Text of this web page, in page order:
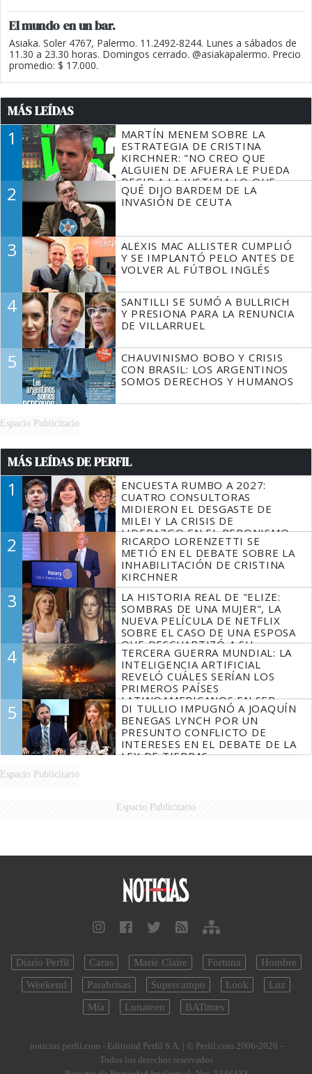
El mundo en un bar.
Asiaka. Soler 4767, Palermo. 11.2492-8244. Lunes a sábados de
11.30 a 23.30 horas. Domingos cerrado. @asiakapalermo. Precio
promedio: $ 17.000.
MÁS LEÍDAS
1
MARTÍN MENEM SOBRE LA
ESTRATEGIA DE CRISTINA
KIRCHNER: "NO CREO QUE
ALGUIEN DE AFUERA LE PUEDA
DECIR A LA JUSTICIA LO QUE
TIENE QUE HACER"
2
QUÉ DIJO BARDEM DE LA
INVASIÓN DE CEUTA
3
ALEXIS MAC ALLISTER CUMPLIÓ
Y SE IMPLANTÓ PELO ANTES DE
VOLVER AL FÚTBOL INGLÉS
4
SANTILLI SE SUMÓ A BULLRICH
Y PRESIONA PARA LA RENUNCIA
DE VILLARRUEL
5
CHAUVINISMO BOBO Y CRISIS
CON BRASIL: LOS ARGENTINOS
SOMOS DERECHOS Y HUMANOS
Espacio Publicitario
MÁS LEÍDAS DE PERFIL
1
ENCUESTA RUMBO A 2027:
CUATRO CONSULTORAS
MIDIERON EL DESGASTE DE
MILEI Y LA CRISIS DE
LIDERAZGO EN EL PERONISMO
2
RICARDO LORENZETTI SE
METIÓ EN EL DEBATE SOBRE LA
INHABILITACIÓN DE CRISTINA
KIRCHNER
3
LA HISTORIA REAL DE "ELIZE:
SOMBRAS DE UNA MUJER", LA
NUEVA PELÍCULA DE NETFLIX
SOBRE EL CASO DE UNA ESPOSA
QUE DESCUARTIZÓ A SU
MARIDO
4
TERCERA GUERRA MUNDIAL: LA
INTELIGENCIA ARTIFICIAL
REVELÓ CUÁLES SERÍAN LOS
PRIMEROS PAÍSES
LATINOAMERICANOS EN SER
DERROTADOS
5
DI TULLIO IMPUGNÓ A JOAQUÍN
BENEGAS LYNCH POR UN
PRESUNTO CONFLICTO DE
INTERESES EN EL DEBATE DE LA
LEY DE TIERRAS
Espacio Publicitario
Espacio Publicitario
Diario Perfil Caras Marie Claire Fortuna
Hombre
Weekend
Parabrisas Supercampo Look
Luz
Mía
Lunateen BATimes
noticias.perfil.com - Editorial Perfil S.A. | © Perfil.com 2006-2026 -
Todos los derechos reservados